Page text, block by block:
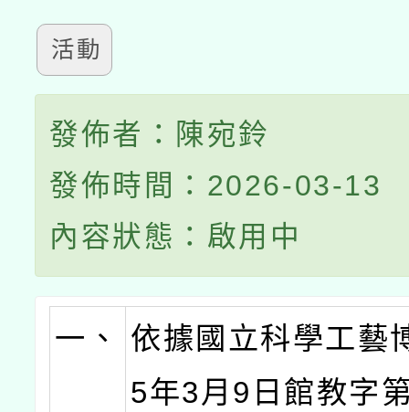
活動
發佈者：陳宛鈴
發佈時間：2026-03-13
內容狀態：啟用中
一、
依據國立科學工藝
5年3月9日館教字